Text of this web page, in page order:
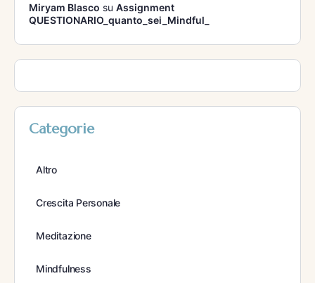
Miryam Blasco su Assignment
QUESTIONARIO_quanto_sei_Mindful_
Categorie
Altro
Crescita Personale
Meditazione
Mindfulness